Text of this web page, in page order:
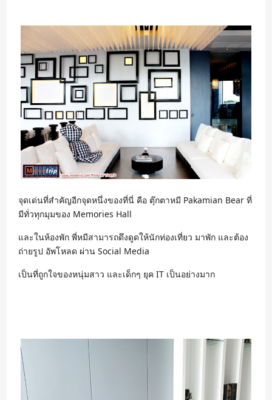
จุดเด่นที่สำคัญอีกจุดหนึ่งของที่นี่ คือ ตุ๊กตาหมี Pakamian Bear ที่
มีทั่วทุกมุมของ Memories Hall
และในห้องพัก พี่หมีสามารถดึงดูดให้นักท่องเที่ยว มาพัก และต้อง
ถ่ายรูป อัพโหลด ผ่าน Social Media
เป็นที่ถูกใจของหนุ่มสาว และเด็กๆ ยุค IT เป็นอย่างมาก